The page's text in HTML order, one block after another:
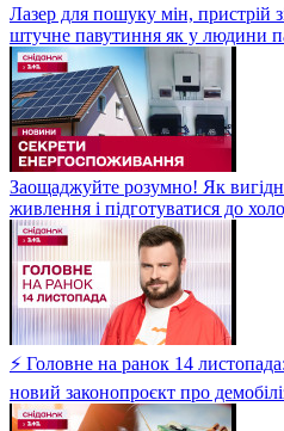
Лазер для пошуку мін, пристрій
штучне павутиння як у людини
Заощаджуйте розумно! Як
живлення і підготуватися до
⚡ Головне на ранок 14
новий законопроєкт про